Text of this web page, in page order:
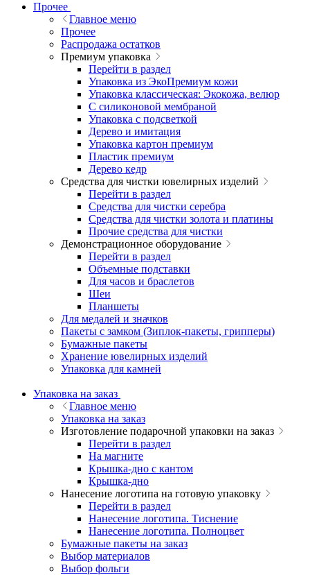
Прочее
Главное меню
Прочее
Распродажа остатков
Премиум упаковка
Перейти в раздел
Упаковка из ЭкоПремиум кожи
Упаковка классическая: Экокожа, велюр
С силиконовой мембраной
Упаковка с подсветкой
Дерево и имитация
Упаковка картон премиум
Пластик премиум
Дерево кедр
Средства для чистки ювелирных изделий
Перейти в раздел
Средства для чистки серебра
Средства для чистки золота и платины
Прочие средства для чистки
Демонстрационное оборудование
Перейти в раздел
Объемные подставки
Для часов и браслетов
Шеи
Планшеты
Для медалей и значков
Пакеты с замком (Зиплок-пакеты, грипперы)
Бумажные пакеты
Хранение ювелирных изделий
Упаковка для камней
Упаковка на заказ
Главное меню
Упаковка на заказ
Изготовление подарочной упаковки на заказ
Перейти в раздел
На магните
Крышка-дно с кантом
Крышка-дно
Нанесение логотипа на готовую упаковку
Перейти в раздел
Нанесение логотипа. Тиснение
Нанесение логотипа. Полноцвет
Бумажные пакеты на заказ
Выбор материалов
Выбор фольги